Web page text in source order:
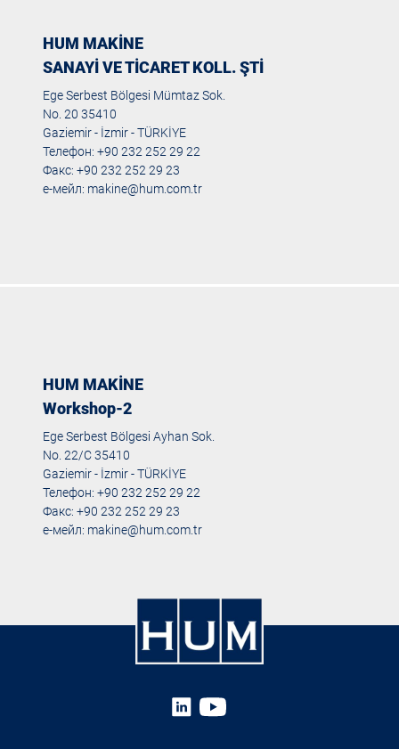
HUM MAKİNE
SANAYİ VE TİCARET KOLL. ŞTİ
Ege Serbest Bölgesi Mümtaz Sok.
No. 20 35410
Gaziemir - İzmir - TÜRKİYE
Телефон: +90 232 252 29 22
Факс: +90 232 252 29 23
е-мейл: makine@hum.com.tr
HUM MAKİNE
Workshop-2
Ege Serbest Bölgesi Ayhan Sok.
No. 22/C 35410
Gaziemir - İzmir - TÜRKİYE
Телефон: +90 232 252 29 22
Факс: +90 232 252 29 23
е-мейл: makine@hum.com.tr